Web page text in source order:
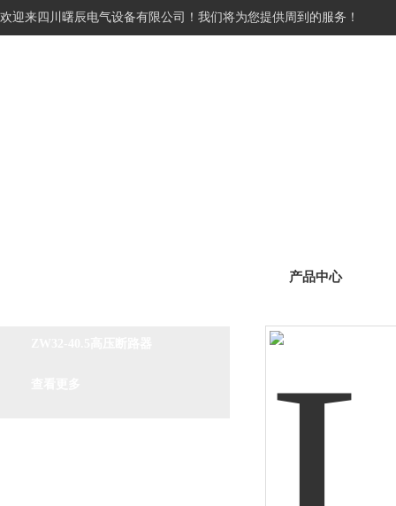
欢迎来四川曙辰电气设备有限公司！我们将为您提供周到的服务！
产品中心